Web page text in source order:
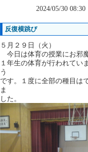
2024/05/30
反復横跳び
５月２９日（火）
今日は体育の授業にお邪
１年生の体育が行われてい
う
です。１度に全部の種目は
ま
した。